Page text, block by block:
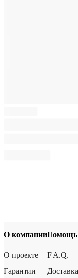
О компании
О проекте
Гарантии
Помощь
F.A.Q.
Доставка